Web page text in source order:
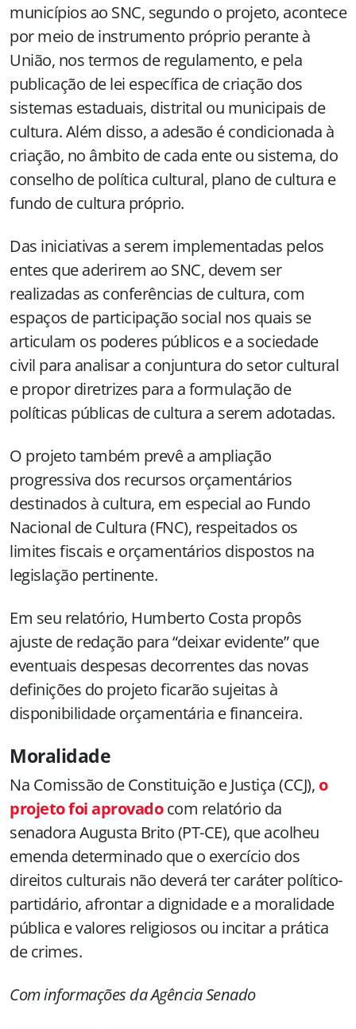
municípios ao SNC, segundo o projeto, acontece
por meio de instrumento próprio perante à
União, nos termos de regulamento, e pela
publicação de lei específica de criação dos
sistemas estaduais, distrital ou municipais de
cultura. Além disso, a adesão é condicionada à
criação, no âmbito de cada ente ou sistema, do
conselho de política cultural, plano de cultura e
fundo de cultura próprio.
Das iniciativas a serem implementadas pelos
entes que aderirem ao SNC, devem ser
realizadas as conferências de cultura, com
espaços de participação social nos quais se
articulam os poderes públicos e a sociedade
civil para analisar a conjuntura do setor cultural
e propor diretrizes para a formulação de
políticas públicas de cultura a serem adotadas.
O projeto também prevê a ampliação
progressiva dos recursos orçamentários
destinados à cultura, em especial ao Fundo
Nacional de Cultura (FNC), respeitados os
limites fiscais e orçamentários dispostos na
legislação pertinente.
Em seu relatório, Humberto Costa propôs
ajuste de redação para “deixar evidente” que
eventuais despesas decorrentes das novas
definições do projeto ficarão sujeitas à
disponibilidade orçamentária e financeira.
Moralidade
Na Comissão de Constituição e Justiça (CCJ), o
projeto foi aprovadocom relatório da
senadora Augusta Brito (PT-CE), que acolheu
emenda determinado que o exercício dos
direitos culturais não deverá ter caráter político-
partidário, afrontar a dignidade e a moralidade
pública e valores religiosos ou incitar a prática
de crimes.
Com informações da Agência Senado